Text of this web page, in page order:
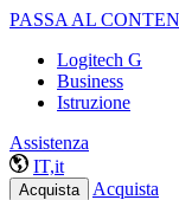
PASSA AL
Logitech G
Business
Istruzione
Assistenza
IT,it
Acquista Acquista